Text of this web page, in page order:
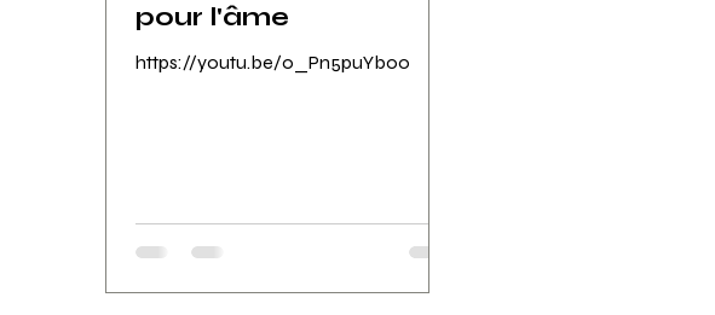
pour l'âme
https://youtu.be/0_Pn5puYb0o